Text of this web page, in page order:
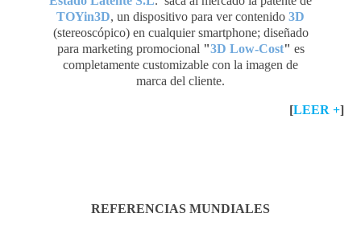
TOYin3D, un dispositivo para ver contenido 3D
(stereoscópico) en cualquier smartphone; diseñado
para marketing promocional "3D Low-Cost" es
completamente customizable con la imagen de
marca del cliente.
[LEER +]
REFERENCIAS MUNDIALES